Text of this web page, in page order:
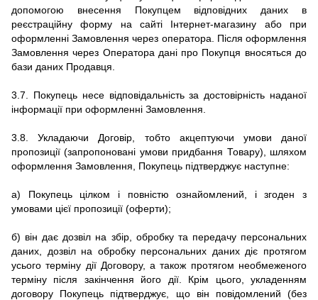
допомогою внесення Покупцем відповідних даних в
реєстраційну форму на сайті
Інтернет-магазину
або при
оформленні Замовлення через оператора.
Після оформлення
Замовлення через Оператора дані про Покупця вносяться до
бази даних Продавця.
3.7.
Покупець несе відповідальність за достовірність наданої
інформації при оформленні Замовлення.
3.8. Укладаючи Договір, тобто
акцептуючи умови даної
пропозиції (запропоновані умови придбання Товару), шляхом
оформлення Замовлення, Покупець підтверджує наступне:
а) Покупець цілком і повністю ознайомлений, і згоден з
умовами цієї пропозиції (оферти);
б) він дає дозвіл на збір, обробку та передачу персональних
даних, дозвіл на обробку персональних даних діє протягом
усього терміну дії Договору, а також протягом необмеженого
терміну після закінчення його дії.
Крім цього, укладенням
договору Покупець підтверджує, що він повідомлений (без